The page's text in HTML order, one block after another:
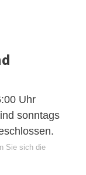
Uhr
sonntags
Sie sich die